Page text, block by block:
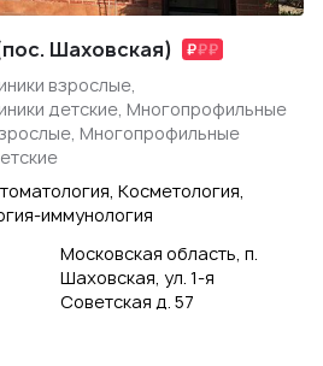
Шаховская)
взрослые,
детские, Многопрофильные
Многопрофильные
Косметология,
иммунология
Московская область, п.
Шаховская, ул. 1-я
Советская д. 57